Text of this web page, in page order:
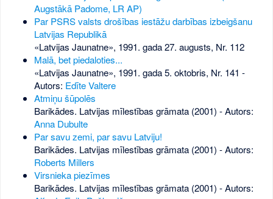
Augstākā Padome, LR AP)
Par PSRS valsts drošības iestāžu darbības izbeigšanu
Latvijas Republikā
«Latvijas Jaunatne», 1991. gada 27. augusts, Nr. 112
Malā, bet piedaloties...
«Latvijas Jaunatne», 1991. gada 5. oktobris, Nr. 141 -
Autors: Edīte Valtere
Atmiņu šūpolēs
Barikādes. Latvijas mīlestības grāmata (2001) - Autors:
Anna Dubulte
Par savu zemi, par savu Latviju!
Barikādes. Latvijas mīlestības grāmata (2001) - Autors:
Roberts Millers
Virsnieka piezīmes
Barikādes. Latvijas mīlestības grāmata (2001) - Autors: